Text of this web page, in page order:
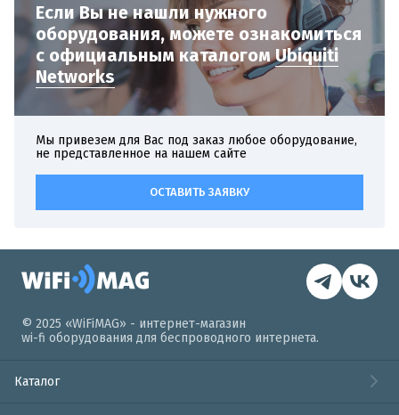
Если Вы не нашли нужного
оборудования,можете ознакомиться
с официальнымкаталогомUbiquiti
Networks
Мы привезем для Вас под заказ любое оборудование,
не представленное на нашем сайте
ОСТАВИТЬ ЗАЯВКУ
© 2025 «WiFiMAG» - интернет-магазин
wi-fi оборудования для беспроводного интернета.
Каталог